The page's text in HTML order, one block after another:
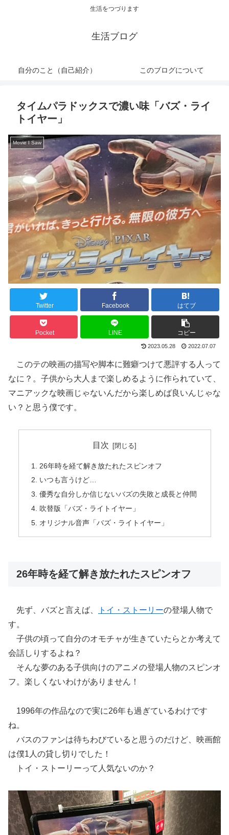
生活をつづります
生活ブログ
自分のこと（自己紹介） このブログについて
タイムパラドックスで濃い味「バズ・ライ
トイヤー」
Movie I Saw
Twitter Facebook はてブ
Pocket LINE コピー
2023.05.28 2022.07.07
このテの映画の描写や脚本に難癖つけて悪評する人って
なに？。子供から大人まで楽しめるように作られていて、
マニアックな映画じゃないんだから楽しめば良いんじゃな
い？と思う僕です。
目次
26年時を経て解き放たれたスピンオフ
いつも言うけど…
優秀な自分しか信じないバズの失敗と成長と仲間
吹替版「バズ・ライトイヤー」
オリジナル音声「バズ・ライトイヤー」
26年時を経て解き放たれたスピンオフ
先ず、バズと言えば、 トイ・ストーリーの登場人物で
す。
子供の頃って自分のオモチャが生きていたらとか考えて
会話しりするよね？
そんな夢のある子供向けのアニメの登場人物のスピンオ
フ。楽しくないわけがありません！
1996年の作品なので実に26年も過ぎているわけです
ね。
バスのファンは待ちわびていると思うのだけど、映画館
は僕1人の貸し切りでした！
トイ・ストーリーって人気ないのか？